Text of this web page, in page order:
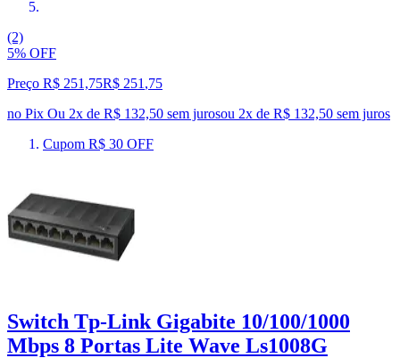
(2)
5% OFF
Preço R$ 251,75R$ 251 ,75
no Pix Ou 2x de R$ 132,50 sem jurosou 2x de R$ 132,50 sem juros
Cupom R$ 30 OFF
Switch Tp-Link Gigabite 10/100/1000
Mbps 8 Portas Lite Wave Ls1008G